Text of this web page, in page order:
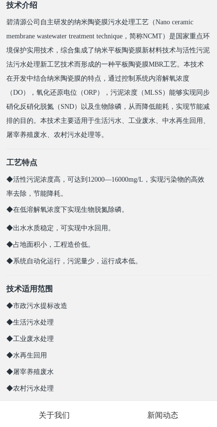
技术介绍
碧清源公司自主研发的纳米陶瓷膜污水处理工艺（Nano ceramic
membrane wastewater treatment technique，简称NCMT）是国家重点环
境保护实用技术，综合集成了纳米平板陶瓷膜新材料技术与活性污泥
法污水处理新工艺技术而形成的一种平板陶瓷膜MBR工艺。本技术
在开发中结合纳米陶瓷膜的特点，通过控制系统内溶解氧浓度
（DO），氧化还原电位（ORP），污泥浓度（MLSS）能够实现同步
硝化反硝化脱氮（SND）以及生物除磷，从而降低能耗，实现节能减
排的目的。本技术主要适用于生活污水、工业废水、中水再生回用、
屠宰养殖废水、农村污水处理等。
工艺特点
◆活性污泥浓度高，可达到12000—16000mg/L，实现污染物的高效
率去除，节能降耗。
◆在低溶解氧浓度下实现生物脱氮除磷。
◆出水水质稳定，可实现中水回用。
◆占地面积小，工程造价低。
◆系统自动化运行，污泥量少，运行成本低。
技术适用范围
◆市政污水提标改造
◆生活污水处理
◆工业废水处理
◆水再生回用
◆屠宰养殖废水
◆农村污水处理
关于我们 新闻动态